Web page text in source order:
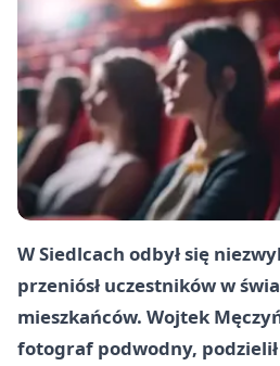
W Siedlcach odbył się
przeniósł uczestników w
mieszkańców. Wojtek
fotograf podwodny,